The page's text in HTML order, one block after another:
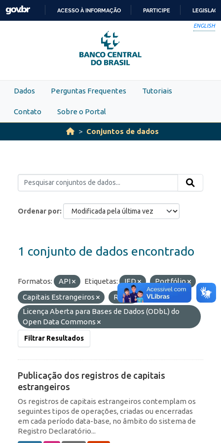
Skip to main content
PARA
O
CONTEÚDO
ACESSO À INFORMAÇÃO PARTICIPE
ENGLISH
Dados Perguntas Frequentes Tutoriais
Contato Sobre o Portal
Conjuntos de dados
Ordenar por
1 conjunto de dados encontrado
Formatos: API Etiquetas: IED
Portfólio
Capitais Estrangeiros
RDE
Licenças:
Licença Aberta para Bases de Dados (ODbL) do
Open Data Commons
Filtrar Resultados
Publicação dos registros de capitais
estrangeiros
Os registros de capitais estrangeiros contemplam os
seguintes tipos de operações, criadas ou encerradas
em cada período data-base, no âmbito do sistema de
Registro Declaratório...